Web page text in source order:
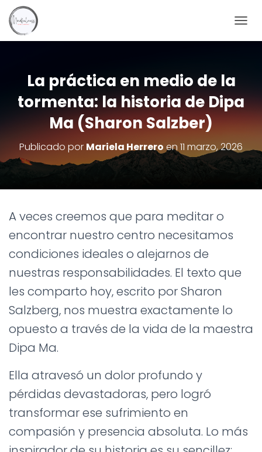
A
R
M
O
D
N
La práctica en medio de la
tormenta: la historia de Dipa
Ma (Sharon Salzber)
Publicado por Mariela Herrero en 11 marzo, 2026
A veces creemos que para meditar o
encontrar nuestro centro necesitamos
condiciones ideales o alejarnos de
nuestras responsabilidades. El texto que
les comparto hoy, escrito por Sharon
Salzberg, nos muestra exactamente lo
opuesto a través de la vida de la maestra
Dipa Ma.
Ella atravesó un dolor profundo y
pérdidas devastadoras, pero logró
transformar ese sufrimiento en
compasión y presencia absoluta. Lo más